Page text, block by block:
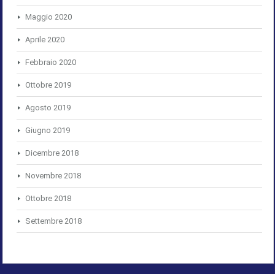
Maggio 2020
Aprile 2020
Febbraio 2020
Ottobre 2019
Agosto 2019
Giugno 2019
Dicembre 2018
Novembre 2018
Ottobre 2018
Settembre 2018